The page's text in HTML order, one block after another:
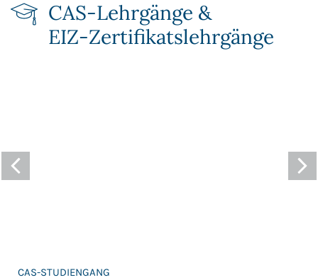
CAS-Lehrgänge &
EIZ‑Zertifikats­lehrgänge
CAS-STUDIENGANG